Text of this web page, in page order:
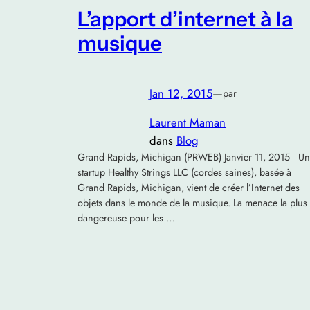
L’apport d’internet à la
musique
Jan 12, 2015—par
Laurent Maman
dans Blog
Grand Rapids, Michigan (PRWEB) Janvier 11, 2015
startup Healthy Strings LLC (cordes saines), basée à
Grand Rapids, Michigan, vient de créer l’Internet des
objets dans le monde de la musique. La menace la plus
dangereuse pour les …